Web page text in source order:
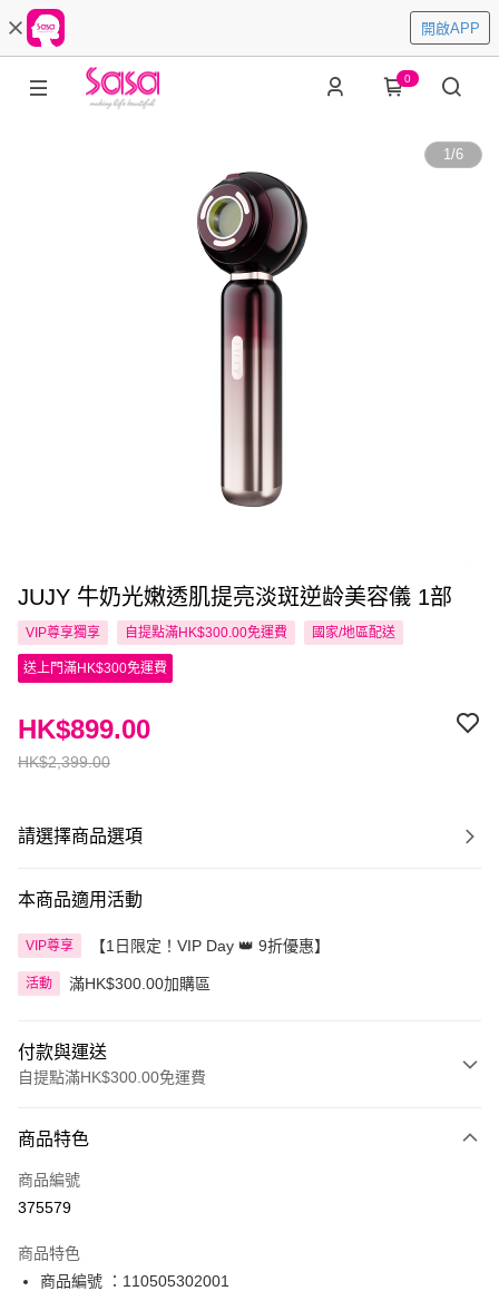
開啟APP
0
1/6
JUJY 牛奶光嫩透肌提亮淡斑逆龄美容儀 1部
VIP尊享獨享 自提點滿HK$300.00免運費 國家/地區配送
送上門滿HK$300免運費
HK$2,399.00
HK$899.00
請選擇商品選項
本商品適用活動
VIP尊享 【1日限定！VIP Day 👑 9折優惠】
活動 滿HK$300.00加購區
付款與運送
自提點滿HK$300.00免運費
信用卡
Apple Pay
PayMe
商品特色
商品編號
375579
商品特色
商品編號 ：110505302001